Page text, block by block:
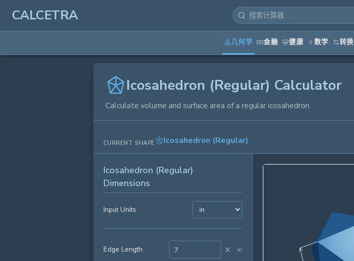
CALCETRA
几何学 金融 健康 数学 转换
Icosahedron (Regular) Calculator
Calculate volume and surface area of a regular icosahedron.
CURRENT SHAPE Icosahedron (Regular)
Icosahedron (Regular)
Dimensions
Input Units
Edge Length × in